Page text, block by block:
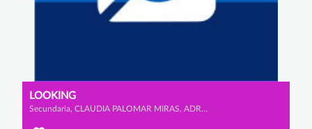
LOOKING
Secundaria, CLAUDIA PALOMAR MIRAS, ADRIANA VIDAURRE CALDERÓN y IGNACIO GARCÍA OJEDA